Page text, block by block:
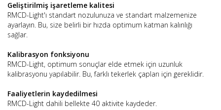
Geliştirilmiş işaretleme kalitesi
RMCD-Light'ı standart nozulunuza ve standart malzemenize
ayarlayın. Bu, size belirli bir hızda optimum katman kalınlığı
sağlar.
Kalibrasyon fonksiyonu
RMCD-Light, optimum sonuçlar elde etmek için uzunluk
kalibrasyonu yapılabilir. Bu, farklı tekerlek çapları için gereklidir.
Faaliyetlerin kaydedilmesi
RMCD-Light dahili bellekte 40 aktivite kaydeder.